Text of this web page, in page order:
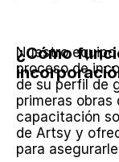
¿Cómo
Nuestro
proceso de
de su perfil de
primeras obras
capacitación
de Artsy y
para